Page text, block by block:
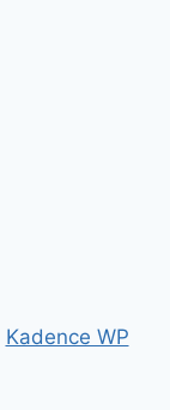
Kadence WP